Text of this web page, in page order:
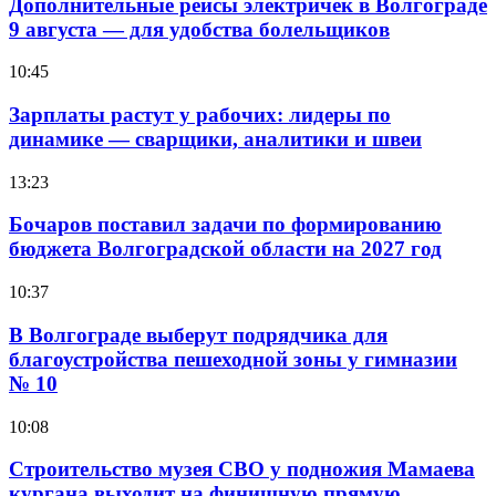
9 августа — для удобства болельщиков
10:45
Зарплаты растут у рабочих: лидеры по
динамике — сварщики, аналитики и швеи
13:23
Бочаров поставил задачи по формированию
бюджета Волгоградской области на 2027 год
10:37
В Волгограде выберут подрядчика для
благоустройства пешеходной зоны у гимназии
№ 10
10:08
Строительство музея СВО у подножия Мамаева